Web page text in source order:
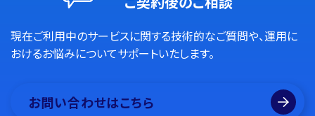
現在ご利用中のサービスに関する技術的なご質問や、運用に
おけるお悩みについてサポートいたします。
お問い合わせはこちら